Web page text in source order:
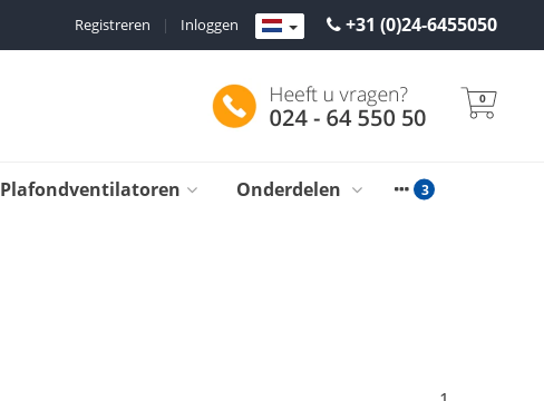
+31 (0)24-6455050
Inloggen
|
Registreren
0
Plafondventilatoren Onderdelen